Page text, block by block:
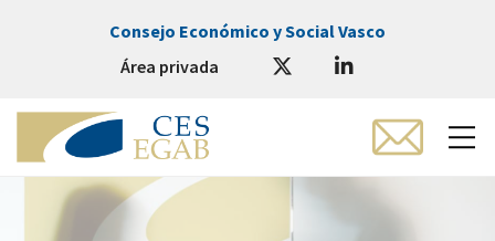
Consejo Económico y Social Vasco
Área privada